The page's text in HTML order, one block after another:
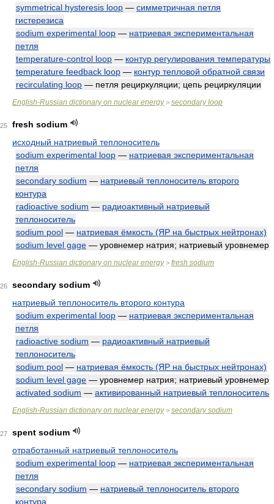
symmetrical hysteresis loop — симметричная петля
гистерезиса
sodium experimental loop — натриевая экспериментальная
петля
temperature-control loop — контур регулирования температуры
temperature feedback loop — контур тепловой обратной связи
recirculating loop — петля рециркуляции; цепь рециркуляции
English-Russian dictionary on nuclear energy> secondary loop
25
fresh sodium
исходный натриевый теплоноситель
sodium experimental loop — натриевая экспериментальная
петля
secondary sodium — натриевый теплоноситель второго
контура
radioactive sodium — радиоактивный натриевый
теплоноситель
sodium pool — натриевая ёмкость (ЯР на быстрых нейтронах)
sodium level gage — уровнемер натрия; натриевый уровнемер
English-Russian dictionary on nuclear energy> fresh sodium
26
secondary sodium
натриевый теплоноситель второго контура
sodium experimental loop — натриевая экспериментальная
петля
radioactive sodium — радиоактивный натриевый
теплоноситель
sodium pool — натриевая ёмкость (ЯР на быстрых нейтронах)
sodium level gage — уровнемер натрия; натриевый уровнемер
activated sodium — активированный натриевый теплоноситель
English-Russian dictionary on nuclear energy> secondary sodium
27
spent sodium
отработанный натриевый теплоноситель
sodium experimental loop — натриевая экспериментальная
петля
secondary sodium — натриевый теплоноситель второго
контура